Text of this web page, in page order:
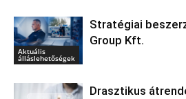
Aktuális
álláslehetőségek
Stratégiai
Group Kft.
Drasztikus